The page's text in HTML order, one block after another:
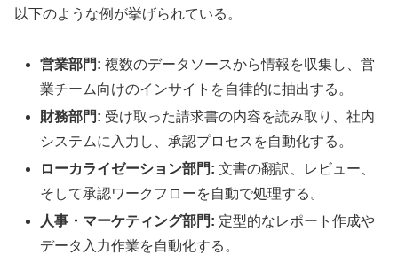
以下のような例が挙げられている。
営業部門: 複数のデータソースから情報を収集し、営
業チーム向けのインサイトを自律的に抽出する。
財務部門: 受け取った請求書の内容を読み取り、社内
システムに入力し、承認プロセスを自動化する。
ローカライゼーション部門: 文書の翻訳、レビュー、
そして承認ワークフローを自動で処理する。
人事・マーケティング部門: 定型的なレポート作成や
データ入力作業を自動化する。